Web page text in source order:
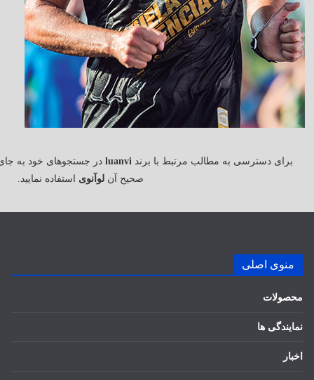
برای دسترسی به مطالب مرتبط با برندluanvi در جستجوهای خود به
صحیح آنلوآنوی استفاده نمایید.
منوی اصلی
محصولات
نمایندگی ها
اخبار